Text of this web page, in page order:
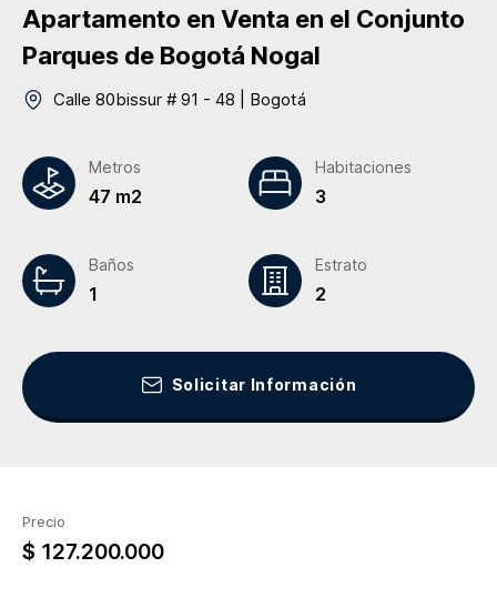
Apartamento en Venta en el Conjunto
Parques de Bogotá Nogal
Calle 80bissur # 91 - 48 Bogotá
Metros
47 m2
Habitaciones
3
Baños
1
Estrato
2
Solicitar Información
Precio
$ 127.200.000